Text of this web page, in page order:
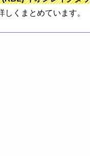
くまとめています。